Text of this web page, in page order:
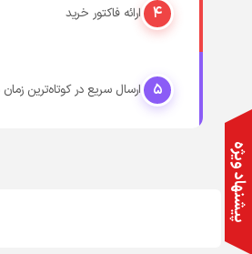
۴ ارائه فاکتور خرید
۵ ارسال سریع در کوتاه‌ترین
پیشنهاد ویژه